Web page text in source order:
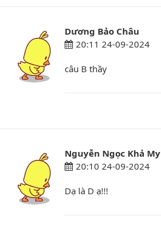
Dương Bảo Châu
20:11 24-09-2024
câu B thầy
Nguyễn Ngọc Khả My
20:10 24-09-2024
Dạ là D ạ!!!